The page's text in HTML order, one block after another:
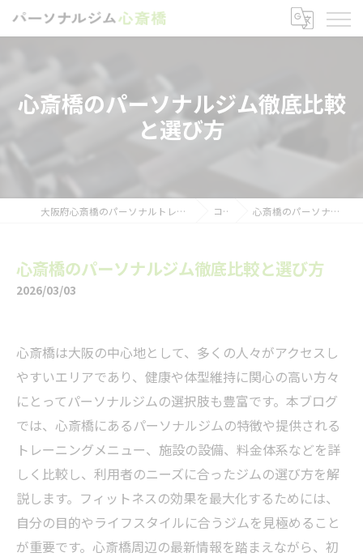
心斎橋のパーソナルジム徹底比較
と選び方
大阪府心斎橋のパーソナルトレーニングならパーソナルジム心斎橋 コラム 心斎橋のパーソナルジム徹底比較と選び方
心斎橋のパーソナルジム徹底比較と選び方
2026/03/03
心斎橋は大阪の中心地として、多くの人々がアクセスし
やすいエリアであり、健康や体型維持に関心の高い方々
にとってパーソナルジムの選択肢も豊富です。本ブログ
では、心斎橋にあるパーソナルジムの特徴や提供される
トレーニングメニュー、施設の設備、料金体系などを詳
しく比較し、利用者のニーズに合ったジムの選び方を解
説します。フィットネスの効果を最大化するためには、
自分の目的やライフスタイルに合うジムを見極めること
が重要です。心斎橋周辺の最新情報を踏まえながら、初